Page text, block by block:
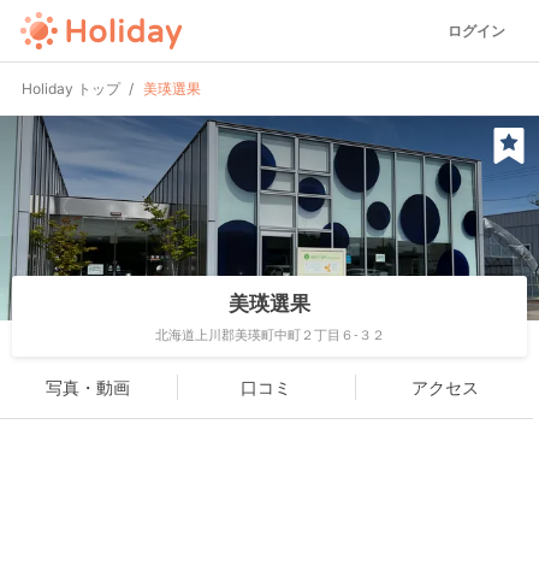
ログイン
Holiday トップ 美瑛選果
美瑛選果
北海道上川郡美瑛町中町２丁目６-３２
写真・動画 口コミ アクセス